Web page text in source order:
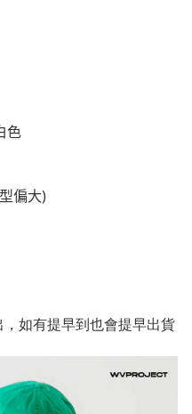
色
偏大)
如有提早到也會提早出貨